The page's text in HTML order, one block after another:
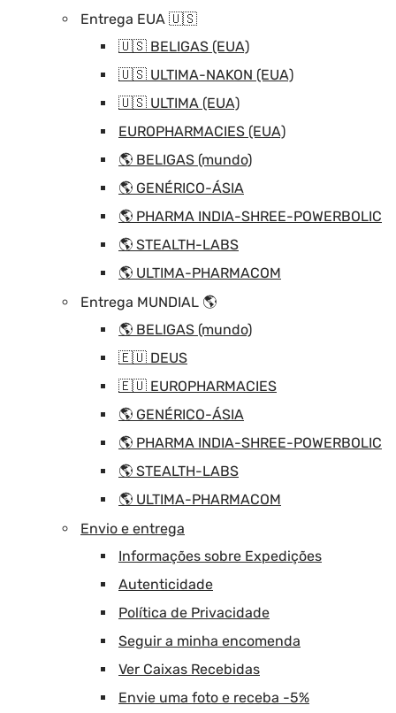
Entrega EUA 🇺🇸
🇺🇸 BELIGAS (EUA)
🇺🇸 ULTIMA-NAKON (EUA)
🇺🇸 ULTIMA (EUA)
EUROPHARMACIES (EUA)
🌎 BELIGAS (mundo)
🌎 GENÉRICO-ÁSIA
🌎 PHARMA INDIA-SHREE-POWERBOLIC
🌎 STEALTH-LABS
🌎 ULTIMA-PHARMACOM
Entrega MUNDIAL 🌎
🌎 BELIGAS (mundo)
🇪🇺 DEUS
🇪🇺 EUROPHARMACIES
🌎 GENÉRICO-ÁSIA
🌎 PHARMA INDIA-SHREE-POWERBOLIC
🌎 STEALTH-LABS
🌎 ULTIMA-PHARMACOM
Envio e entrega
Informações sobre Expedições
Autenticidade
Política de Privacidade
Seguir a minha encomenda
Ver Caixas Recebidas
Envie uma foto e receba -5%